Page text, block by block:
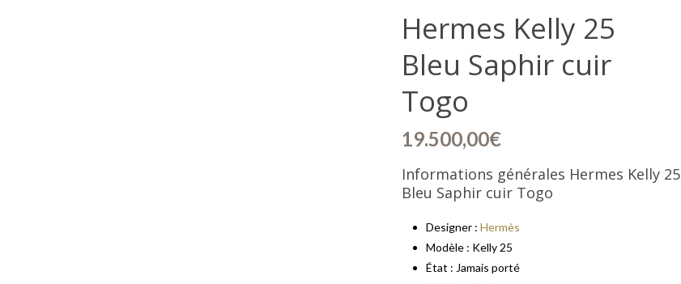
Hermes Kelly 25
Bleu Saphir cuir
Togo
19.500,00€
Informations générales Hermes Kelly 25
Bleu Saphir cuir Togo
Designer :Hermès
Modèle : Kelly 25
État : Jamais porté